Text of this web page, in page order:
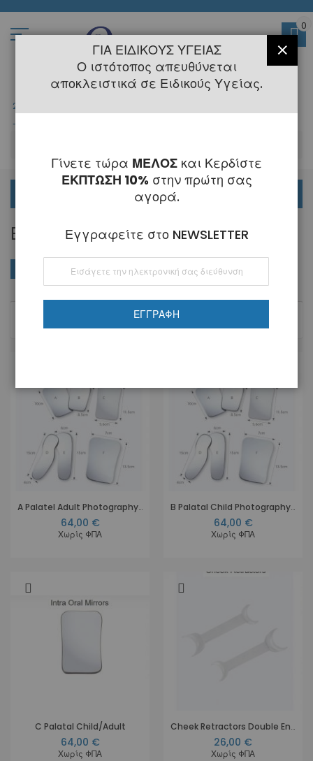
στο
2108145775
-
0
ΒΟΗΘΉΜΑΤΑ ΦΩΤΟΓΡΑΦΊΑΣ
Ταξινόμηση κατά
A Palatel Adult Photography Mirror
64,00 €
Χωρίς ΦΠΑ
B Palatal Child Photography Mirror
64,00 €
Χωρίς ΦΠΑ
C Palatal Child/Adult
64,00 €
Χωρίς ΦΠΑ
Cheek Retractors Double Ended Large
26,00 €
Χωρίς ΦΠΑ
ΑΓΟΡΆ ΚΑΤΆ
ΓΙΑ ΕΙΔΙΚΟΎΣ ΥΓΕΊΑΣ
Ο ιστότοπος απευθύνεται
αποκλειστικά σε Ειδικούς Υγείας.
Γίνετε τώρα ΜΕΛΟΣ και Κερδίστε
ΕΚΠΤΩΣΗ 10% στην πρώτη σας
αγορά.
Εγγραφείτε στο NEWSLETTER
Εγγραφή
στο
Ενημερωτικό
ΕΓΓΡΑΦΉ